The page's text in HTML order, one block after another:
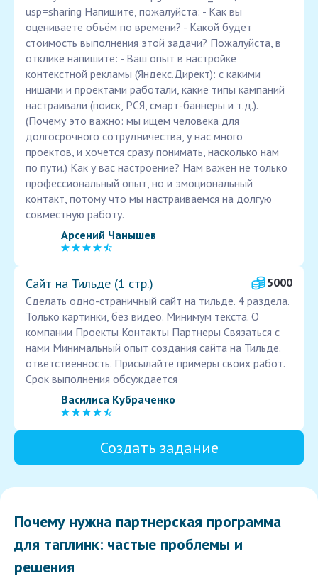
usp=sharing Напишите, пожалуйста: - Как вы
оцениваете объём по времени? - Какой будет
стоимость выполнения этой задачи? Пожалуйста, в
отклике напишите: - Ваш опыт в настройке
контекстной рекламы (Яндекс.Директ): с какими
нишами и проектами работали, какие типы кампаний
настраивали (поиск, РСЯ, смарт-баннеры и т.д.).
(Почему это важно: мы ищем человека для
долгосрочного сотрудничества, у нас много
проектов, и хочется сразу понимать, насколько нам
по пути.) Как у вас настроение? Нам важен не только
профессиональный опыт, но и эмоциональный
контакт, потому что мы настраиваемся на долгую
совместную работу.
Арсений Чанышев
Сайт на Тильде (1 стр.)
5000
Сделать одно-страничный сайт на тильде. 4 раздела.
Только картинки, без видео. Минимум текста. О
компании Проекты Контакты Партнеры Связаться с
нами Минимальный опыт создания сайта на Тильде.
ответственность. Присылайте примеры своих работ.
Срок выполнения обсуждается
Василиса Кубраченко
Создать задание
Почему нужна партнерская программа
для таплинк: частые проблемы и
решения